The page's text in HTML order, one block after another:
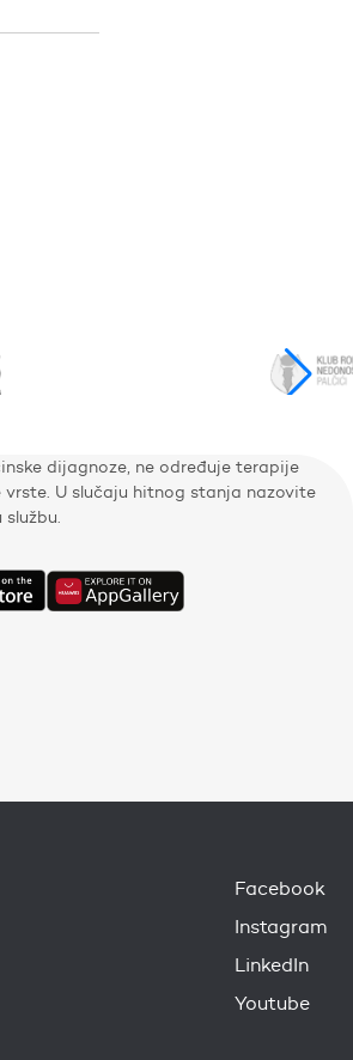
dijagnoze, ne određuje terapije
U slučaju hitnog stanja nazovite
Facebook
Instagram
LinkedIn
Youtube